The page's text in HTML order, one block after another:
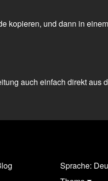
kopieren, und dann in
auch einfach direkt aus
Sprache: